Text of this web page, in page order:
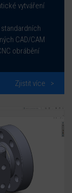
vytváření
CAD/CAM
obrábění
Zjistit více